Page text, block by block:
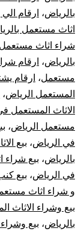
بالرياض، ارقام
اثاث مستعمل
شراء اثاث مستعمل
بالرياض، ارقام
مستعمل، ارقام
المستعمل الرياض،
الاثاث المستعمل
مستعمل الرياض،
في الرياض، بيع
بالرياض، بيع شراء
في الرياض، بيع
و شراء اثاث
بيع وشراء الاثاث
بالرياض، بيع